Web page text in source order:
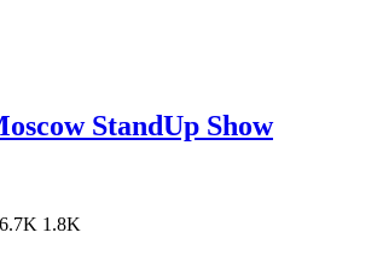
StandUp Show
1.8K